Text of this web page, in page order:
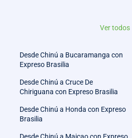
Ver todos
Desde Chinú a Bucaramanga con
Expreso Brasilia
Desde Chinú a Cruce De
Chiriguana con Expreso Brasilia
Desde Chinú a Honda con Expreso
Brasilia